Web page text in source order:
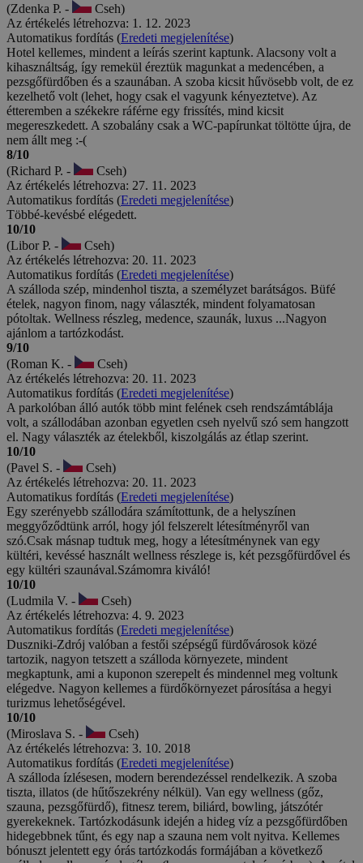
(Zdenka P. -
Cseh)
Az értékelés létrehozva: 1. 12. 2023
Automatikus fordítás (Eredeti megjelenítése)
Hotel kellemes, mindent a leírás szerint kaptunk. Alacsony volt a
kihasználtság, így remekül éreztük magunkat a medencében, a
pezsgőfürdőben és a szaunában. A szoba kicsit hűvösebb volt, de ez
kezelhető volt (lehet, hogy csak el vagyunk kényeztetve). Az
étteremben a székekre ráférne egy frissítés, mind kicsit
megereszkedett. A szobalány csak a WC-papírunkat töltötte újra, de
nem állt meg :-(
8/10
(Richard P. -
Cseh)
Az értékelés létrehozva: 27. 11. 2023
Automatikus fordítás (Eredeti megjelenítése)
Többé-kevésbé elégedett.
10/10
(Libor P. -
Cseh)
Az értékelés létrehozva: 20. 11. 2023
Automatikus fordítás (Eredeti megjelenítése)
A szálloda szép, mindenhol tiszta, a személyzet barátságos. Büfé
ételek, nagyon finom, nagy választék, mindent folyamatosan
pótoltak. Wellness részleg, medence, szaunák, luxus ...Nagyon
ajánlom a tartózkodást.
9/10
(Roman K. -
Cseh)
Az értékelés létrehozva: 20. 11. 2023
Automatikus fordítás (Eredeti megjelenítése)
A parkolóban álló autók több mint felének cseh rendszámtáblája
volt, a szállodában azonban egyetlen cseh nyelvű szó sem hangzott
el. Nagy választék az ételekből, kiszolgálás az étlap szerint.
10/10
(Pavel S. -
Cseh)
Az értékelés létrehozva: 20. 11. 2023
Automatikus fordítás (Eredeti megjelenítése)
Egy szerényebb szállodára számítottunk, de a helyszínen
meggyőződtünk arról, hogy jól felszerelt létesítményről van
szó.Csak másnap tudtuk meg, hogy a létesítménynek van egy
kültéri, kevéssé használt wellness részlege is, két pezsgőfürdővel és
egy kültéri szaunával.Számomra kiváló!
10/10
(Ludmila V. -
Cseh)
Az értékelés létrehozva: 4. 9. 2023
Automatikus fordítás (Eredeti megjelenítése)
Duszniki-Zdrój valóban a festői szépségű fürdővárosok közé
tartozik, nagyon tetszett a szálloda környezete, mindent
megkaptunk, ami a kuponon szerepelt és mindennel meg voltunk
elégedve. Nagyon kellemes a fürdőkörnyezet párosítása a hegyi
turizmus lehetőségével.
10/10
(Miroslava S. -
Cseh)
Az értékelés létrehozva: 3. 10. 2018
Automatikus fordítás (Eredeti megjelenítése)
A szálloda ízlésesen, modern berendezéssel rendelkezik. A szoba
tiszta, illatos (de hűtőszekrény nélkül). Van egy wellness (gőz,
szauna, pezsgőfürdő), fitnesz terem, biliárd, bowling, játszótér
gyerekeknek. Tartózkodásunk idején a hideg víz a pezsgőfürdőben
hidegebbnek tűnt, és egy nap a szauna nem volt nyitva. Kellemes
bónuszt jelentett egy órás tartózkodás formájában a következő